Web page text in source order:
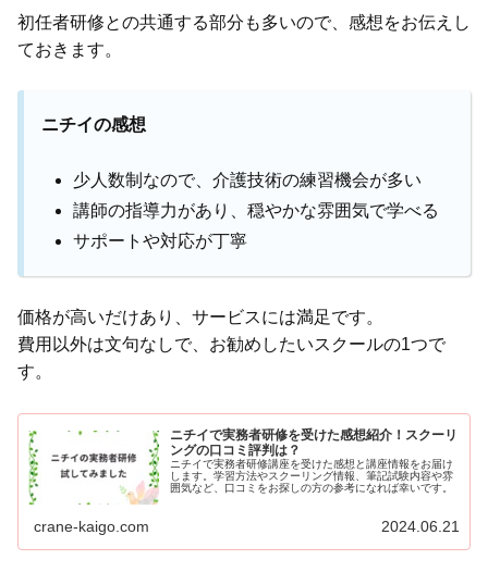
初任者研修との共通する部分も多いので、感想をお伝えし
ておきます。
ニチイの感想
少人数制なので、介護技術の練習機会が多い
講師の指導力があり、穏やかな雰囲気で学べる
サポートや対応が丁寧
価格が高いだけあり、サービスには満足です。
費用以外は文句なしで、お勧めしたいスクールの1つで
す。
ニチイで実務者研修を受けた感想紹介！スクーリ
ングの口コミ評判は？
ニチイで実務者研修講座を受けた感想と講座情報をお届け
します。学習方法やスクーリング情報、筆記試験内容や雰
囲気など、口コミをお探しの方の参考になれば幸いです。
crane-kaigo.com 2024.06.21